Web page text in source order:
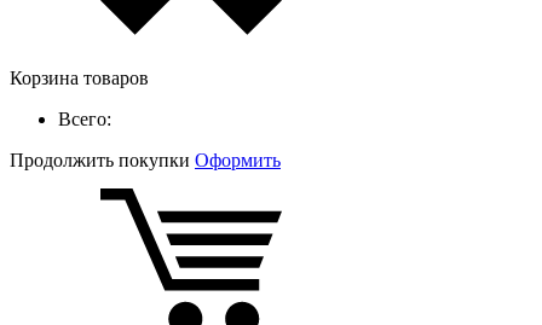
Корзина товаров
Всего:
Продолжить покупки Оформить